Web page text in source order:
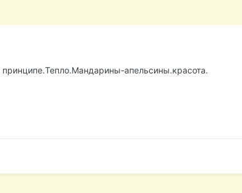
апельсины.красота.